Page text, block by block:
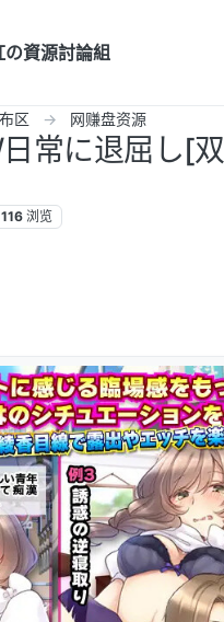
の資源討論組
区 网赚盘资源
常に退屈し[双
116 浏览